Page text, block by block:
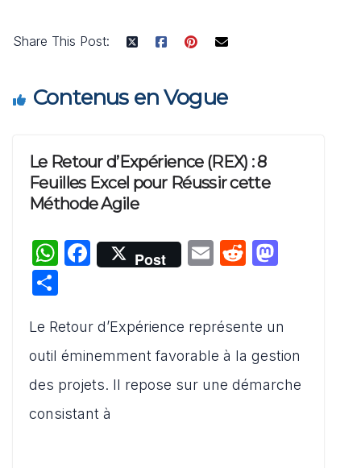
Share This Post:
Contenus en Vogue
Le Retour d’Expérience (REX) : 8
Feuilles Excel pour Réussir cette
Méthode Agile
W
s
A
p
p
F
a
e
b
o
o
Post
E
l
R
di
t
o
d
o
ta
g
er
Le Retour d’Expérience représente un
outil éminemment favorable à la gestion
des projets. Il repose sur une démarche
consistant à